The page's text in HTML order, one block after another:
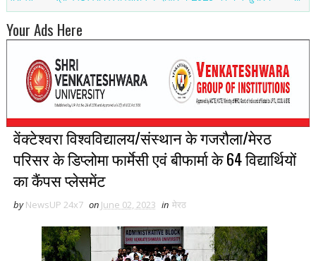
Your Ads Here
वेंक्टेश्वरा विश्वविद्यालय/संस्थान के गजरौला/मेरठ
परिसर के डिप्लोमा फार्मेसी एवं बीफार्मा के 64 विद्यार्थियों
का कैंपस प्लेसमेंट
by NewsUP 24x7 on June 02, 2023 in मेरठ